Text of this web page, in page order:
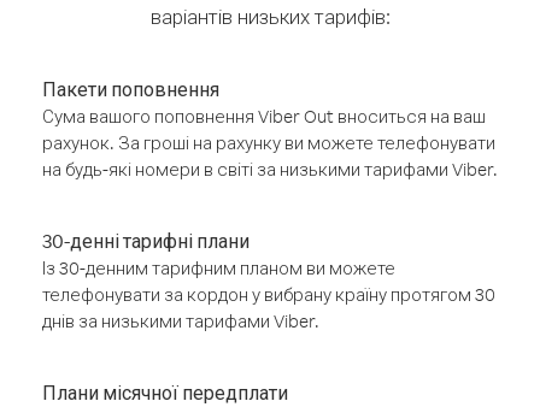
варіантів низьких тарифів:
Пакети поповнення
Сума вашого поповнення Viber Out вноситься на ваш
рахунок. За гроші на рахунку ви можете телефонувати
на будь-які номери в світі за низькими тарифами Viber.
30-денні тарифні плани
Із 30-денним тарифним планом ви можете
телефонувати за кордон у вибрану країну протягом 30
днів за низькими тарифами Viber.
Плани місячної передплати